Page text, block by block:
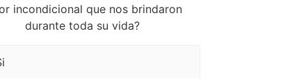
incondicional que nos brindaron
durante toda su vida?